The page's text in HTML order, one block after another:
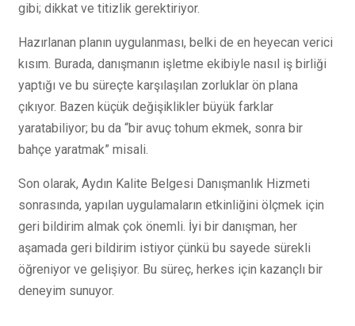
gibi; dikkat ve titizlik gerektiriyor.
Hazırlanan planın uygulanması, belki de en heyecan verici
kısım. Burada, danışmanın işletme ekibiyle nasıl iş birliği
yaptığı ve bu süreçte karşılaşılan zorluklar ön plana
çıkıyor. Bazen küçük değişiklikler büyük farklar
yaratabiliyor; bu da “bir avuç tohum ekmek, sonra bir
bahçe yaratmak” misali.
Son olarak, Aydın Kalite Belgesi Danışmanlık Hizmeti
sonrasında, yapılan uygulamaların etkinliğini ölçmek için
geri bildirim almak çok önemli. İyi bir danışman, her
aşamada geri bildirim istiyor çünkü bu sayede sürekli
öğreniyor ve gelişiyor. Bu süreç, herkes için kazançlı bir
deneyim sunuyor.